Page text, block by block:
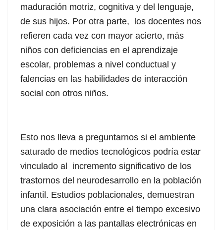
maduración motriz, cognitiva y del lenguaje,
de sus hijos. Por otra parte, los docentes nos
refieren cada vez con mayor acierto, más
niños con deficiencias en el aprendizaje
escolar, problemas a nivel conductual y
falencias en las habilidades de interacción
social con otros niños.
Esto nos lleva a preguntarnos si el ambiente
saturado de medios tecnológicos podría estar
vinculado al incremento significativo de los
trastornos del neurodesarrollo en la población
infantil. Estudios poblacionales, demuestran
una clara asociación entre el tiempo excesivo
de exposición a las pantallas electrónicas en